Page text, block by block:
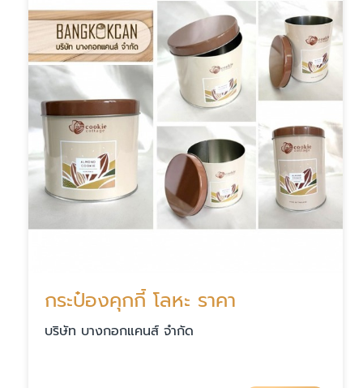
กระป๋องคุกกี้ โลหะ ราคา
บริษัท บางกอกแคนส์ จำกัด